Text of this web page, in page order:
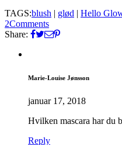
TAGS:blush | glød | Hello
2Comments
Share:
Marie-Louise Jønsson
januar 17, 2018
Hvilken mascara har du
Reply